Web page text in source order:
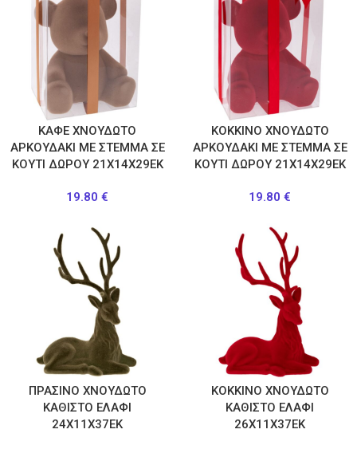
ΚΑΦΕ ΧΝΟΥΔΩΤΟ
ΑΡΚΟΥΔΑΚΙ ΜΕ ΣΤΕΜΜΑ ΣΕ
ΚΟΥΤΙ ΔΩΡΟΥ 21Χ14Χ29ΕΚ
19.80 €
ΚΟΚΚΙΝΟ ΧΝΟΥΔΩΤΟ
ΑΡΚΟΥΔΑΚΙ ΜΕ ΣΤΕΜΜΑ ΣΕ
ΚΟΥΤΙ ΔΩΡΟΥ 21Χ14Χ29ΕΚ
19.80 €
ΠΡΑΣΙΝΟ ΧΝΟΥΔΩΤΟ
ΚΑΘΙΣΤΟ ΕΛΑΦΙ
24Χ11Χ37ΕΚ
ΚΟΚΚΙΝΟ ΧΝΟΥΔΩΤΟ
ΚΑΘΙΣΤΟ ΕΛΑΦΙ
26Χ11Χ37ΕΚ